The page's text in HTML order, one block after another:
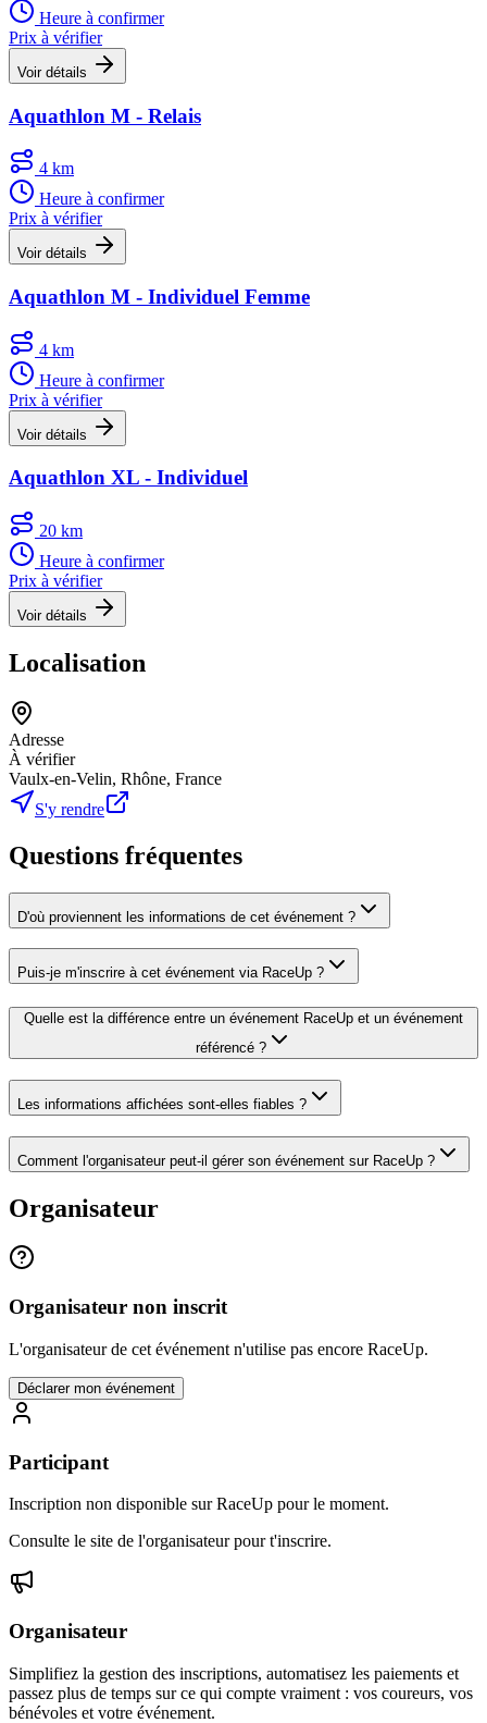
Heure à confirmer
Prix à vérifier
Voir détails
Aquathlon M - Relais
4 km
Heure à confirmer
Prix à vérifier
Voir détails
Aquathlon M - Individuel Femme
4 km
Heure à confirmer
Prix à vérifier
Voir détails
Aquathlon XL - Individuel
20 km
Heure à confirmer
Prix à vérifier
Voir détails
Localisation
Adresse
À vérifier
Vaulx-en-Velin, Rhône, France
S'y rendre
Questions fréquentes
D'où proviennent les informations de cet événement ?
Puis-je m'inscrire à cet événement via RaceUp ?
Quelle est la différence entre un événement RaceUp et un événement
référencé ?
Les informations affichées sont-elles fiables ?
Comment l'organisateur peut-il gérer son événement sur RaceUp ?
Organisateur
Organisateur non inscrit
L'organisateur de cet événement n'utilise pas encore RaceUp.
Déclarer mon événement
Participant
Inscription non disponible sur RaceUp pour le moment.
Consulte le site de l'organisateur pour t'inscrire.
Organisateur
Simplifiez la gestion des inscriptions, automatisez les paiements et
passez plus de temps sur ce qui compte vraiment : vos coureurs, vos
bénévoles et votre événement.